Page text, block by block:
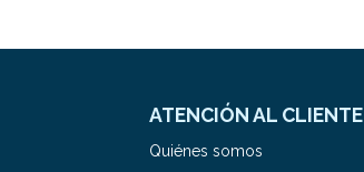
ATENCIÓN AL CLIENTE
Quiénes somos